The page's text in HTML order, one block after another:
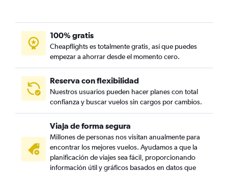
100% gratis
Cheapflights es totalmente gratis, así que puedes
empezar a ahorrar desde el momento cero.
Reserva con flexibilidad
Nuestros usuarios pueden hacer planes con total
confianza y buscar vuelos sin cargos por cambios.
Viaja de forma segura
Millones de personas nos visitan anualmente para
encontrar los mejores vuelos. Ayudamos a que la
planificación de viajes sea fácil, proporcionando
información útil y gráficos basados en datos que